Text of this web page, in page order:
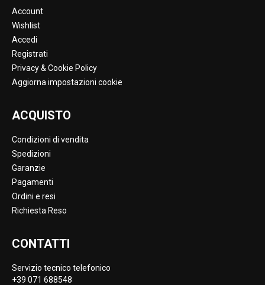
Account
Wishlist
Accedi
Registrati
Privacy & Cookie Policy
Aggiorna impostazioni cookie
ACQUISTO
Condizioni di vendita
Spedizioni
Garanzie
Pagamenti
Ordini e resi
Richiesta Reso
CONTATTI
Servizio tecnico telefonico
+39 071 688548